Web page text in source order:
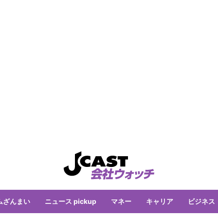
ざんまい ニュース pickup マネー キャリア ビジネス